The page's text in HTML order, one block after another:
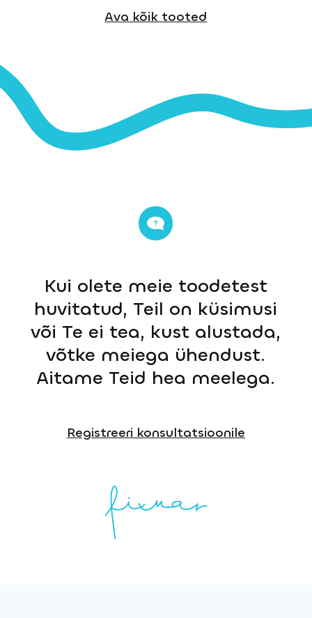
Ava kõik tooted
Kui olete meie toodetest
huvitatud, Teil on küsimusi
või Te ei tea, kust alustada,
võtke meiega ühendust.
Aitame Teid hea meelega.
Registreeri konsultatsioonile